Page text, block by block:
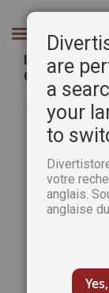
Chercher
La reliure
Coloriage Zen
galerie
d’images
are
a
your
to
votre
anglais.
anglaise